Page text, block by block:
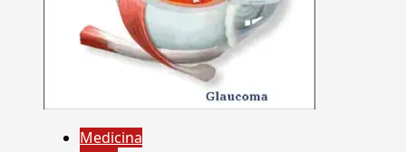
Medicina